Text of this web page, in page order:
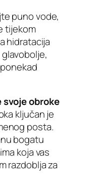
puno vode,
tijekom
hidratacija
obroke
ključan je
posta.
bogatu
koja vas
razdoblja za